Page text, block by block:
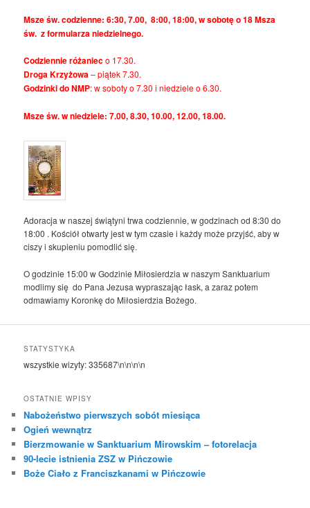
Msze św. codzienne: 6:30, 7.00, 8:00, 18:00, w sobotę o 18 Msza
św. z formularza niedzielnego.
Codziennie różanieco 17.30.
Droga Krzyżowa– piątek 7.30.
Godzinki do NMP: w soboty o 7.30 i niedziele o 6.30.
Msze św. w niedziele: 7.00, 8.30, 10.00, 12.00, 18.00.
Adoracja w naszej świątyni trwa codziennie, w godzinach od 8:30 do
18:00 . Kościół otwarty jest w tym czasie i każdy może przyjść, aby w
ciszy i skupieniu pomodlić się.
O godzinie 15:00 w Godzinie Miłosierdzia w naszym Sanktuarium
modlimy się do Pana Jezusa wypraszając łask, a zaraz potem
odmawiamy Koronkę do Miłosierdzia Bożego.
STATYSTYKA
wszystkie wizyty:335687\n\n\n\n
OSTATNIE WPISY
Nabożeństwo pierwszych sobót miesiąca
Ogień wewnątrz
Bierzmowanie w Sanktuarium Mirowskim – fotorelacja
90-lecie istnienia ZSZ w Pińczowie
Boże Ciało z Franciszkanami w Pińczowie